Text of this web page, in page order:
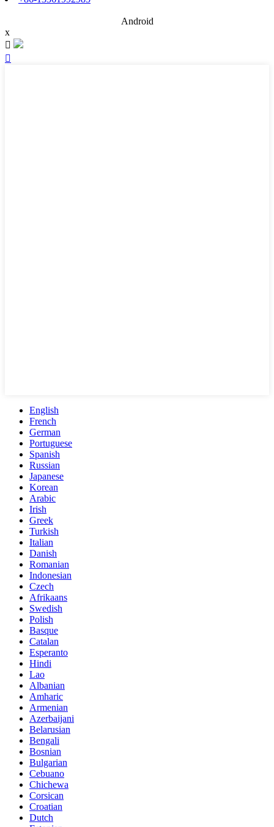
Android
x


English
French
German
Portuguese
Spanish
Russian
Japanese
Korean
Arabic
Irish
Greek
Turkish
Italian
Danish
Romanian
Indonesian
Czech
Afrikaans
Swedish
Polish
Basque
Catalan
Esperanto
Hindi
Lao
Albanian
Amharic
Armenian
Azerbaijani
Belarusian
Bengali
Bosnian
Bulgarian
Cebuano
Chichewa
Corsican
Croatian
Dutch